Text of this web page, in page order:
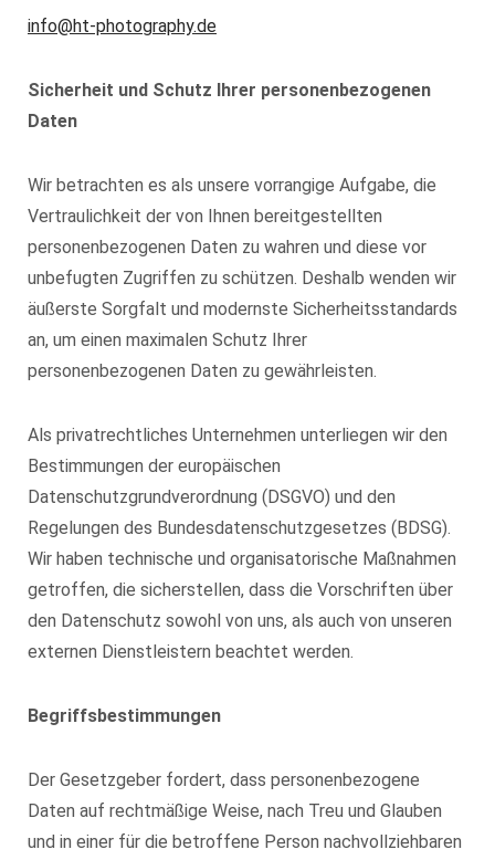
info@ht-photography.de
Sicherheit und Schutz Ihrer personenbezogenen
Daten
Wir betrachten es als unsere vorrangige Aufgabe, die
Vertraulichkeit der von Ihnen bereitgestellten
personenbezogenen Daten zu wahren und diese vor
unbefugten Zugriffen zu schützen. Deshalb wenden wir
äußerste Sorgfalt und modernste Sicherheitsstandards
an, um einen maximalen Schutz Ihrer
personenbezogenen Daten zu gewährleisten.
Als privatrechtliches Unternehmen unterliegen wir den
Bestimmungen der europäischen
Datenschutzgrundverordnung (DSGVO) und den
Regelungen des Bundesdatenschutzgesetzes (BDSG).
Wir haben technische und organisatorische Maßnahmen
getroffen, die sicherstellen, dass die Vorschriften über
den Datenschutz sowohl von uns, als auch von unseren
externen Dienstleistern beachtet werden.
Begriffsbestimmungen
Der Gesetzgeber fordert, dass personenbezogene
Daten auf rechtmäßige Weise, nach Treu und Glauben
und in einer für die betroffene Person nachvollziehbaren